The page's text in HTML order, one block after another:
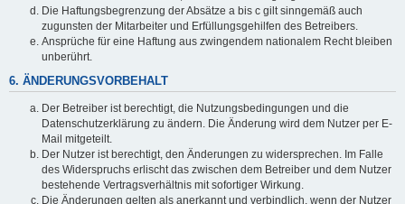
Die Haftungsbegrenzung der Absätze a bis c gilt sinngemäß auch
zugunsten der Mitarbeiter und Erfüllungsgehilfen des Betreibers.
Ansprüche für eine Haftung aus zwingendem nationalem Recht bleiben
unberührt.
6. ÄNDERUNGSVORBEHALT
Der Betreiber ist berechtigt, die Nutzungsbedingungen und die
Datenschutzerklärung zu ändern. Die Änderung wird dem Nutzer per E-
Mail mitgeteilt.
Der Nutzer ist berechtigt, den Änderungen zu widersprechen. Im Falle
des Widerspruchs erlischt das zwischen dem Betreiber und dem Nutzer
bestehende Vertragsverhältnis mit sofortiger Wirkung.
Die Änderungen gelten als anerkannt und verbindlich, wenn der Nutzer